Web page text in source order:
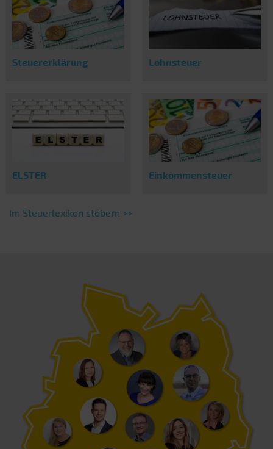
Steuererklärung Lohnsteuer
ELSTER Einkommensteuer
Im Steuerlexikon stöbern >>